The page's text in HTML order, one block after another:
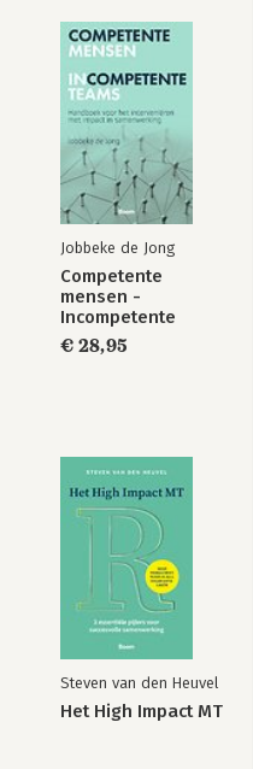
Jobbeke de Jong
Competente
mensen -
Incompetente
teams
€ 28,95
Steven van den Heuvel
Het High Impact MT